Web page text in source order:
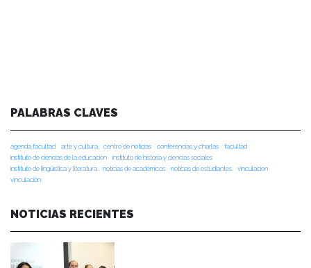
PALABRAS CLAVES
agenda facultad arte y cultura centro de noticias conferencias y charlas
facultad
instituto de ciencias de la educación
instituto de historia y ciencias sociales
instituto de lingüística y literatura
noticias de académicos noticias de estudiantes
vinculacion
vinculación
NOTICIAS RECIENTES